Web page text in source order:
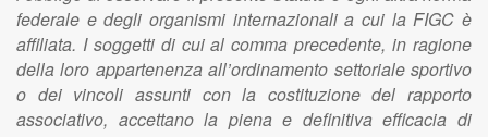
federale e degli organismi internazionali a cui la FIGC è
affiliata. I soggetti di cui al comma precedente, in ragione
della loro appartenenza all’ordinamento settoriale sportivo
o dei vincoli assunti con la costituzione del rapporto
associativo, accettano la piena e definitiva efficacia di